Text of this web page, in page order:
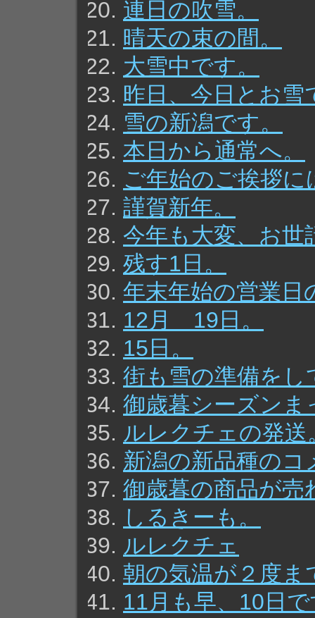
連日の吹雪。
晴天の束の間。
大雪中です。
昨日、今日とお雪
雪の新潟です。
本日から通常へ。
ご年始のご挨拶に
謹賀新年。
今年も大変、お世
残す1日。
年末年始の営業日
12月 19日。
15日。
街も雪の準備をし
御歳暮シーズンま
ルレクチェの発送
新潟の新品種のコ
御歳暮の商品が売
しるきーも。
ルレクチェ
朝の気温が２度
11月も早、10日